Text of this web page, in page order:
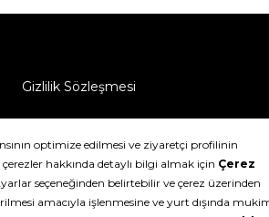
Gizlilik Sözleşmesi